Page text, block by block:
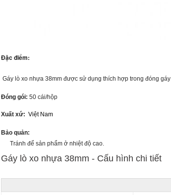
Đặc điểm:
Gáy lò xo nhựa 38mm được sử dụng thích hợp trong đóng gáy
Đóng gói: 50 cái/hộp
Xuất xứ: Việt Nam
Bảo quản:
Tránh để sản phẩm ở nhiệt độ cao.
Gáy lò xo nhựa 38mm - Cấu hình chi tiết